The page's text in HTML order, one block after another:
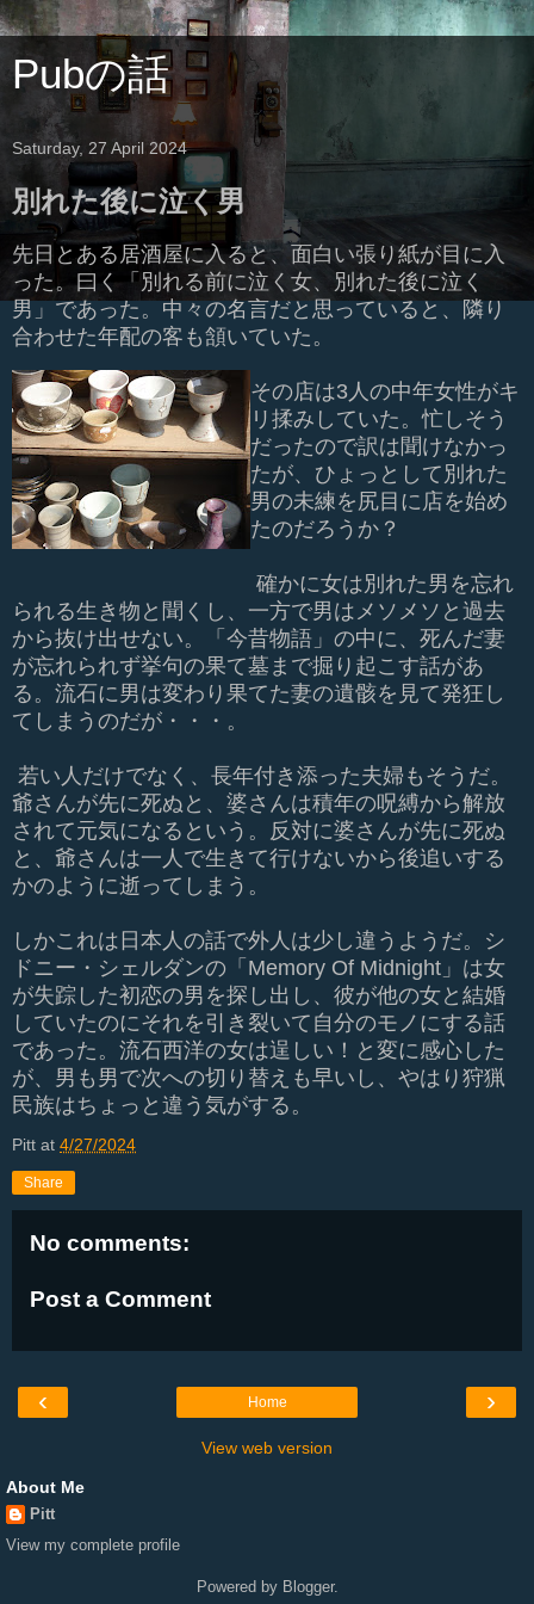
Pubの話
Saturday, 27 April 2024
別れた後に泣く男
先日とある居酒屋に入ると、面白い張り紙が目に入
った。曰く「別れる前に泣く女、別れた後に泣く
男」であった。中々の名言だと思っていると、隣り
合わせた年配の客も頷いていた。
その店は3人の中年女性がキ
リ揉みしていた。忙しそう
だったので訳は聞けなかっ
たが、ひょっとして別れた
男の未練を尻目に店を始め
たのだろうか？
確かに女は別れた男を忘れ
られる生き物と聞くし、一方で男はメソメソと過去
から抜け出せない。「今昔物語」の中に、死んだ妻
が忘れられず挙句の果て墓まで掘り起こす話があ
る。流石に男は変わり果てた妻の遺骸を見て発狂 し
てしまうのだが・・・。
若い人だけでなく、長年付き添った夫婦もそうだ。
爺さんが先に死ぬと、婆さんは積年の呪縛から解放
されて元気になるという。反対に婆さんが先に死ぬ
と、爺さんは一人で生きて行けないから後追いする
かのように逝ってしまう。
しかこれは日本人の話で外人は少し違うようだ。シ
ドニー・シェルダンの「Memory Of Midnight」は女
が失踪した初恋の男を探し出し、彼が他の女と結婚
していたのにそれを引き裂いて自分のモノにする話
であった。流石西洋の女は逞しい！と変に感心した
が、男も男で次への切り替えも早いし、やはり狩猟
民族はちょっと違う気がする。
Pitt at 4/27/2024
Share
No comments:
Post a Comment
‹ ›
Home
View web version
About Me
Pitt
View my complete profile
Powered by Blogger.